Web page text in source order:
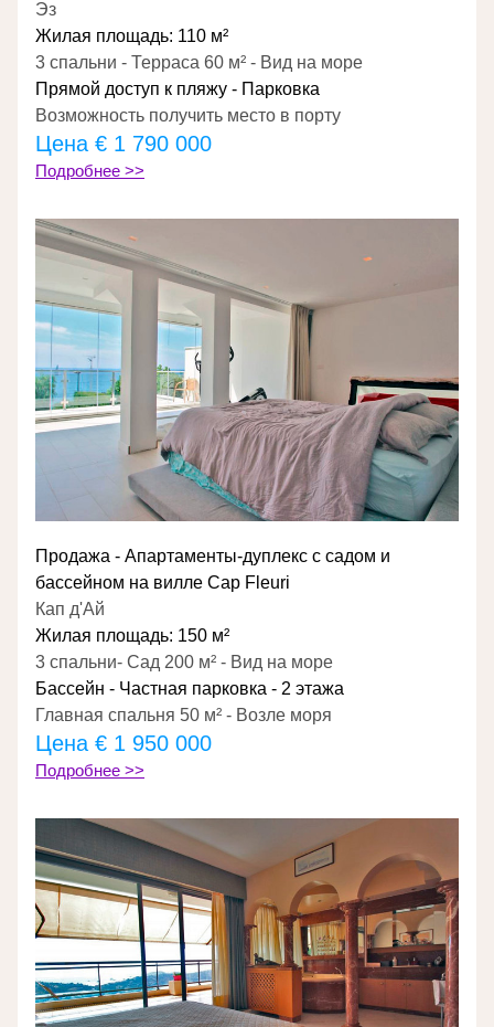
Эз
Жилая площадь: 110 м²
3 спальни - Терраса 60 м² - Вид на море
Прямой доступ к пляжу - Парковка
Возможность получить место в порту
Цена € 1 790 000
Подробнее >>
Продажа - Апартаменты-дуплекс с садом и
бассейном на вилле Cap Fleuri
Кап д'Ай
Жилая площадь: 150 м²
3 спальни- Сад 200 м² - Вид на море
Бассейн - Частная парковка - 2 этажа
Главная спальня 50 м² - Возле моря
Цена € 1 950 000
Подробнее >>